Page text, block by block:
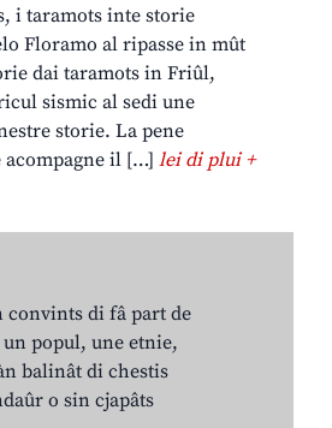
i taramots inte storie
Floramo al ripasse in mût
dai taramots in Friûl,
sismic al sedi une
storie. La pene
acompagne il […]lei di plui +
convints di fâ part de
popul, une etnie,
balinât di chestis
o sin cjapâts